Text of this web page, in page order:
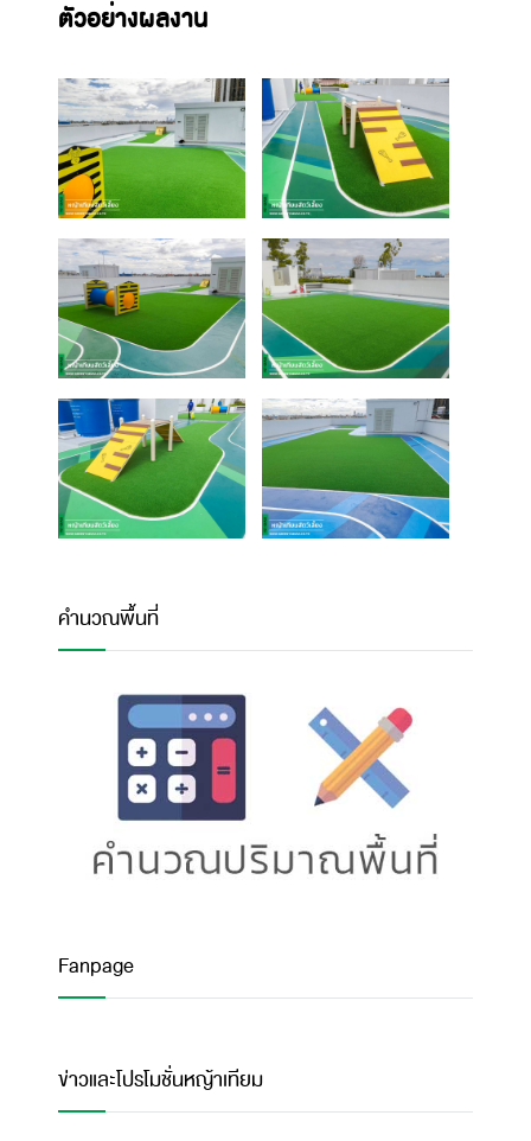
ตัวอย่างผลงาน
คำนวณพื้นที่
Fanpage
ข่าวและโปรโมชั่นหญ้าเทียม